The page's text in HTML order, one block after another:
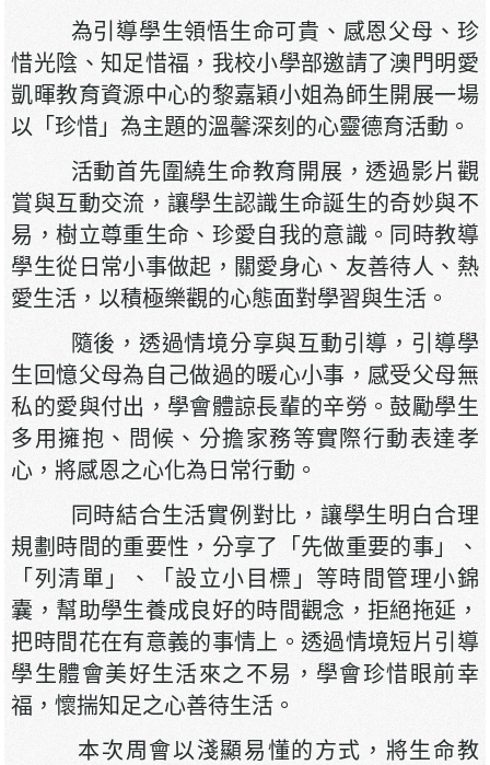
為引導學生領悟生命可貴、感恩父母、珍
惜光陰、知足惜福，我校小學部邀請了澳門明愛
凱暉教育資源中心的黎嘉穎小姐為師生開展一場
以「珍惜」為主題的溫馨深刻的心靈德育活動。
活動首先圍繞生命教育開展，透過影片觀
賞與互動交流，讓學生認識生命誕生的奇妙與不
易，樹立尊重生命、珍愛自我的意識。同時教導
學生從日常小事做起，關愛身心、友善待人、熱
愛生活，以積極樂觀的心態面對學習與生活。
隨後，透過情境分享與互動引導，引導學
生回憶父母為自己做過的暖心小事，感受父母無
私的愛與付出，學會體諒長輩的辛勞。鼓勵學生
多用擁抱、問候、分擔家務等實際行動表達孝
心，將感恩之心化為日常行動。
同時結合生活實例對比，讓學生明白合理
規劃時間的重要性，分享了「先做重要的事」、
「列清單」、「設立小目標」等時間管理小錦
囊，幫助學生養成良好的時間觀念，拒絕拖延，
把時間花在有意義的事情上。透過情境短片引導
學生體會美好生活來之不易，學會珍惜眼前幸
福，懷揣知足之心善待生活。
本次周會以淺顯易懂的方式，將生命教